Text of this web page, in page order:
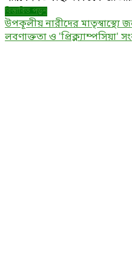
বিস্তারিত পড়ুন
উপকূলীয় নারীদের মাতৃস্বাস্থ্যে
লবণাক্ততা ও 'প্রিক্ল্যাম্পসিয়া'